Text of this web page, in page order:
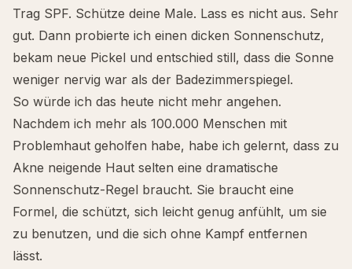
Trag SPF. Schütze deine Male. Lass es nicht aus. Sehr
gut. Dann probierte ich einen dicken Sonnenschutz,
bekam neue Pickel und entschied still, dass die Sonne
weniger nervig war als der Badezimmerspiegel.
So würde ich das heute nicht mehr angehen.
Nachdem ich mehr als 100.000 Menschen mit
Problemhaut geholfen habe, habe ich gelernt, dass zu
Akne neigende Haut selten eine dramatische
Sonnenschutz-Regel braucht. Sie braucht eine
Formel, die schützt, sich leicht genug anfühlt, um sie
zu benutzen, und die sich ohne Kampf entfernen
lässt.